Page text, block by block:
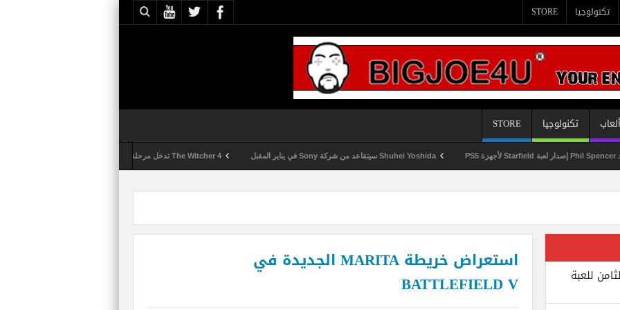
تكنولوجيا STORE
ألعاب تكنولوجيا
STORE
Shuhei Yoshida سيتقاعد من شركة Sony في يناير المقبل The Witcher 4 تدخل مرحلة الإنتاج الكامل
استعراض خريطة MARITA الجديدة في
BATTLEFIELD V
للعبة